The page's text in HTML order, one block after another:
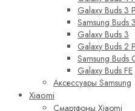
Galaxy Buds 3
Samsung Buds
Galaxy Buds 3
Galaxy Buds 2
Samsung Buds
Galaxy Buds FE
Аксессуары Samsung
Xiaomi
Смартфоны Xiaomi